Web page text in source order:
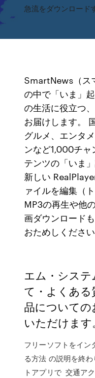
急流をダウンロード
SmartNews（ス
の中で「いま」
の生活に役立つ
お届けします。
グルメ、エンタ
ンなど1,000チャ
テンツの「いま
新しい
ァイルを編集（
MP3の再生や他
画ダウンロード
おためしください
エム・システ
て・よくある
品について
いただけます
フリーソフトをイン
る方法 の説明を終
トアプリで 交通ア